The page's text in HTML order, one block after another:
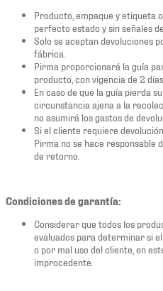
Producto, empaque y etiqueta
perfecto estado y sin señales
Solo se aceptan devoluciones
fábrica.
Pirma proporcionará la guía
producto, con vigencia de 2
En caso de que la guía pierda
circunstancia ajena a la
no asumirá los gastos de
Si el cliente requiere
Pirma no se hace responsable
de retorno.
Condiciones de garantía:
Considerar que todos los
evaluados para determinar si
o por mal uso del cliente, en
improcedente.